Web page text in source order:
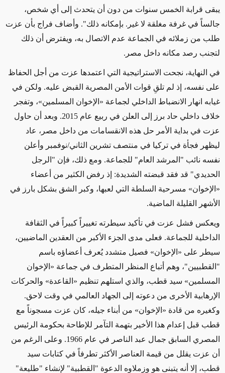
يبقى قرابة الخمس سنوات من دون أن يتحدث إلى أي شخص،
جالساً في غرفة مغلقة لا غير. بإمكانه ذلك". وأضاف فراج بأن عزت
طلب من زملائه في الجماعة عدم الاتصال به، ويفترض أن ذلك
لتجنب رصد مكانه داخل مصر.
في النهاية، نجحت الاستراتيجية التي اعتمدها عزت من أجل الحفاظ
على نفسه، إذ لم تلقِ قوات الأمن المصرية القبض عليه. ولكن في
غيابه انهار الانضباط الداخلي لجماعة «الإخوان المسلمين»، وتفجر
خلاف داخلي حاد برز إلى العلن في ربيع عام 2015. وبعد أن حاول
عزت في بداية الأمر حل هذه الانقسامات من داخل مصر، عاد
ليظهر فجأة في تركيا في منتصف تشرين الثاني/نوفمبر وأعلن
نفسه نائب "المرشد العام" للجماعة. ومع ذلك، فإن "الرجل
الحديدي" قد فقد قبضته الشديدة: إذ رفض الكثير من أعضاء
«الإخوان» مسرحية السلطة التي لعبها، وكبر الشق بشكل بارز في
الأشهر القليلة الماضية.
ويعكس فشل عزت في تأكيد سيطرته تغييراً كبيراً في الثقافة
الداخلية للجماعة. فعلى مدى الجزء الأكبر من العقدين الماضيين،
سيطر على «الإخوان» فصيل متشدد يُعرف أعضاؤه باسم
"القطبيين"، وهم أتباع المنظر المتطرف في جماعة «الإخوان
المسلمين» سيد قطب، والذي استلهم تنظيم «القاعدة» والحركات
الإرهابية الأخرى من دعوته إلى الجهاد العالمي في وقت لاحق.
وكغيره من قادة «الإخوان» من أبناء جيله، كان عزت مسجوناً مع
قطب قبل إعدام هذا الأخير بتهمة التآمر للإطاحة بحكومة الرئيس
المصري السابق جمال عبد الناصر في عام 1966. وعلى الرغم من
أن عزت يقلل من قيمة العناصر الأكثر تطرفاً في كتابات سيد
قطب، إلا أنه يتبنى هو وزملاوه الدعوة "القطبية" لإنشاء "طليعة"